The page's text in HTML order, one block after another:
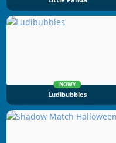
NOWY
Ludibubbles